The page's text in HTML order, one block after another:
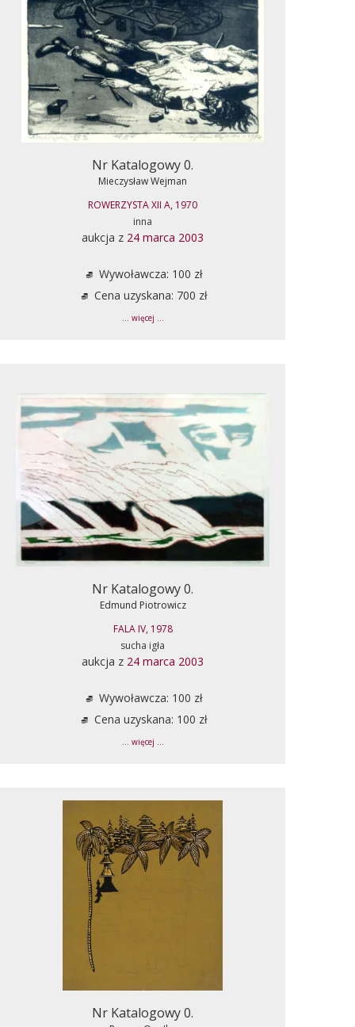
Nr Katalogowy 0.
Mieczysław Wejman
ROWERZYSTA XII A, 1970
inna
aukcja z 24 marca 2003
Wywoławcza: 100 zł
Cena uzyskana: 700 zł
... więcej ...
Nr Katalogowy 0.
Edmund Piotrowicz
FALA IV, 1978
sucha igła
aukcja z 24 marca 2003
Wywoławcza: 100 zł
Cena uzyskana: 100 zł
... więcej ...
Nr Katalogowy 0.